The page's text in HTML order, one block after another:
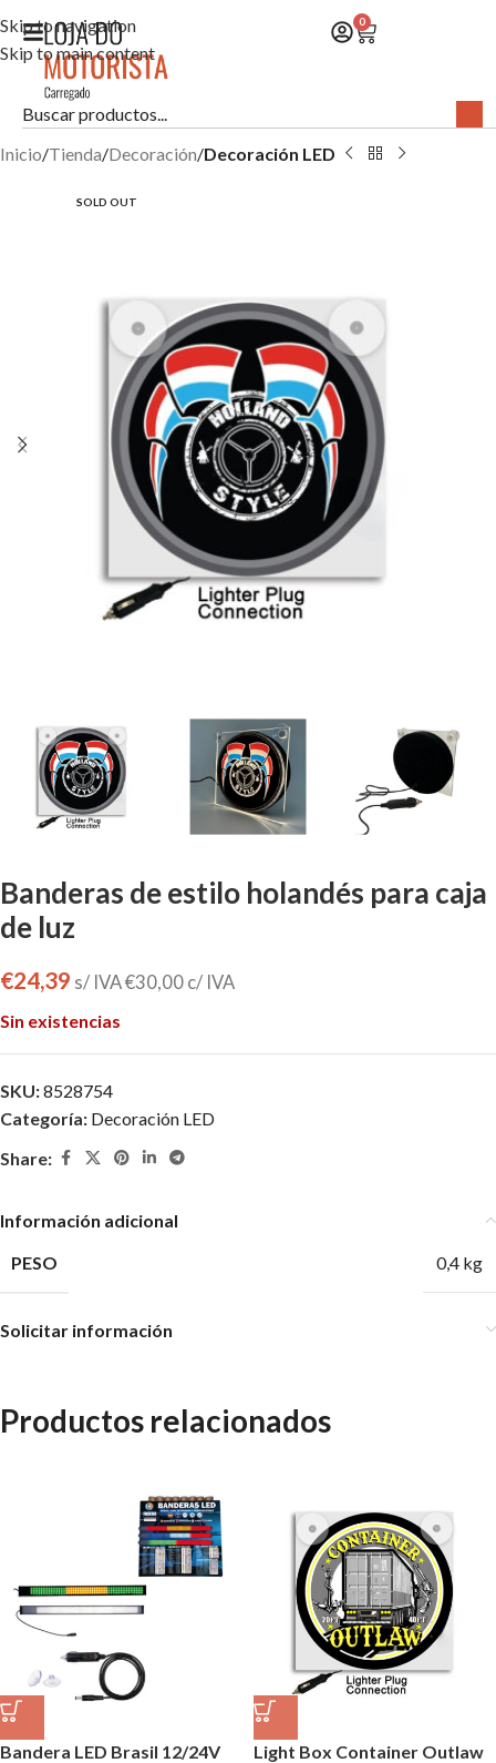
Skip to navigation
Skip to main content
0
Inicio Tienda Decoración Decoración LED
SOLD OUT
Banderas de estilo holandés para caja
de luz
€24,39 s/ IVA€30,00 c/ IVA
Sin existencias
SKU:8528754
Categoría: Decoración LED
Share:
Información adicional
PESO
0,4 kg
Solicitar información
Productos relacionados
Bandera LED Brasil 12/24V
Light Box Container Outlaw